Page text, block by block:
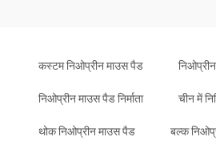
कस्टम निओप्रीन माउस पैड
निओप्रीन माउस पैड निर्माता चीन में
थोक निओप्रीन माउस पैड बल्क